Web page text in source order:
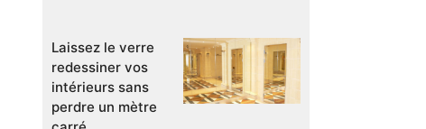
Laissez le verre
redessiner vos
intérieurs sans
perdre un mètre